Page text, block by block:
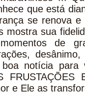
que está
se renova
mostra sua
de
notícia para
FRUSTAÇÕES
e Ele as